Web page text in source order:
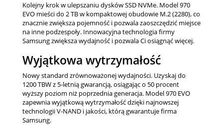
Kolejny krok w ulepszaniu dysków SSD NVMe. Model 970
EVO mieści do 2 TB w kompaktowej obudowie M.2 (2280), co
znacznie zwiększa pojemność i pozwala zaoszczędzić miejsce
na inne podzespoły. Innowacyjna technologia firmy
Samsung zwiększa wydajność i pozwala Ci osiągnąć więcej.
Wyjątkowa wytrzymałość
Nowy standard zrównoważonej wydajności. Uzyskaj do
1200 TBW z 5-letnią gwarancją, osiągając o 50 procent
wyższy poziom niż poprzednia generacja. Model 970 EVO
zapewnia wyjątkową wytrzymałość dzięki najnowszej
technologii V-NAND i jakości, którą gwarantuje firma
Samsung.